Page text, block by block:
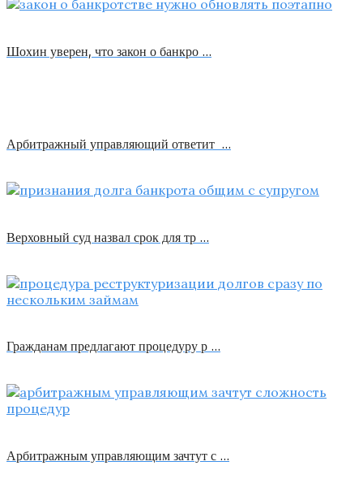
Шохин уверен, что закон о банкро …
Арбитражный управляющий ответит …
Верховный суд назвал срок для тр …
Гражданам предлагают процедуру р …
Арбитражным управляющим зачтут с …